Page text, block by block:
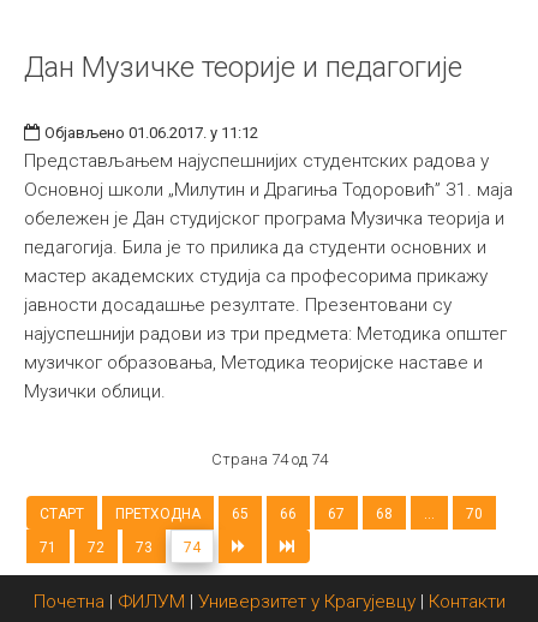
Дан Музичке теорије и педагогије
Објављено 01.06.2017. у 11:12
Представљањем најуспешнијих студентских радова у
Основној школи „Милутин и Драгиња Тодоровић” 31. маја
обележен је Дан студијског програма Музичка теорија и
педагогија. Била је то прилика да студенти основних и
мастер академских студија са професорима прикажу
јавности досадашње резултате. Презентовани су
најуспешнији радови из три предмета: Методика општег
музичког образовања, Методика теоријске наставе и
Музички облици.
Страна 74 од 74
СТАРТ ПРЕТХОДНА 65 66 67 68 ...
70
71
72 73 74
Почетна | ФИЛУМ | Универзитет у Крагујевцу| Контакти